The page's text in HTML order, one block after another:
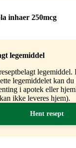
inhaer 250mcg
legemiddel
legemiddel.
legemiddelet kan du
i apotek eller
ikke leveres hjem).
Hent resept